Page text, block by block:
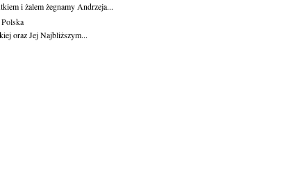
i żalem żegnamy Andrzeja...
Polska
oraz Jej Najbliższym...